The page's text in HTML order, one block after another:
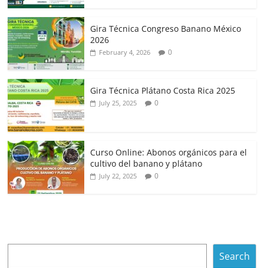
Gira Técnica Congreso Banano México
2026
February 4, 2026 0
Gira Técnica Plátano Costa Rica 2025
July 25, 2025 0
Curso Online: Abonos orgánicos para el
cultivo del banano y plátano
July 22, 2025 0
Search